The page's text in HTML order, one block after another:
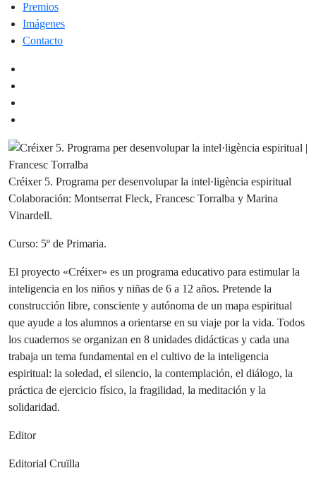
Premios
Imágenes
Contacto
Créixer 5. Programa per desenvolupar la intel·ligència espiritual
Colaboración: Montserrat Fleck, Francesc Torralba y Marina
Vinardell.
Curso: 5º de Primaria.
El proyecto «Créixer» es un programa educativo para estimular la
inteligencia en los niños y niñas de 6 a 12 años. Pretende la
construcción libre, consciente y autónoma de un mapa espiritual
que ayude a los alumnos a orientarse en su viaje por la vida. Todos
los cuadernos se organizan en 8 unidades didácticas y cada una
trabaja un tema fundamental en el cultivo de la inteligencia
espiritual: la soledad, el silencio, la contemplación, el diálogo, la
práctica de ejercicio físico, la fragilidad, la meditación y la
solidaridad.
Editor
Editorial Cruïlla